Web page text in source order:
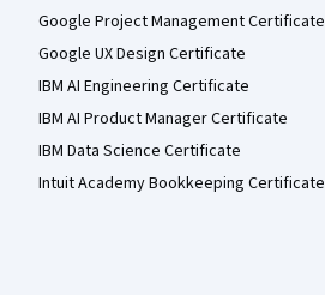
Google Project Management Certificate
Google UX Design Certificate
IBM AI Engineering Certificate
IBM AI Product Manager Certificate
IBM Data Science Certificate
Intuit Academy Bookkeeping Certificate